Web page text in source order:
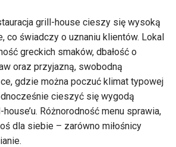
grill-house cieszy się wysoką
co świadczy o uznaniu klientów. Lokal
greckich smaków, dbałość o
oraz przyjazną, swobodną
gdzie można poczuć klimat typowej
cieszyć się wygodą
Różnorodność menu sprawia,
dla siebie – zarówno miłośnicy